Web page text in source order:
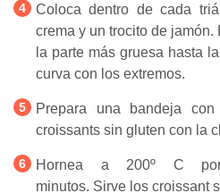
Coloca dentro de cada
crema y un trocito de
la parte más gruesa hasta
curva con los extremos.
Prepara una bandeja
croissants sin gluten con la
Hornea a 200º C por
minutos. Sirve los croissant